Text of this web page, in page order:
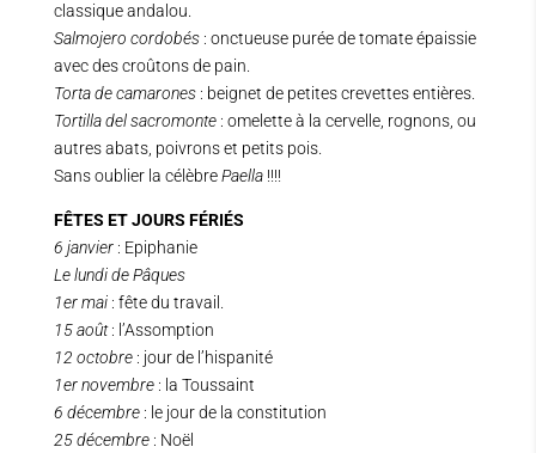
classique andalou.
Salmojero cordobés : onctueuse purée de tomate épaissie
avec des croûtons de pain.
Torta de camarones : beignet de petites crevettes entières.
Tortilla del sacromonte : omelette à la cervelle, rognons, ou
autres abats, poivrons et petits pois.
Sans oublier la célèbrePaella !!!!
FÊTES ET JOURS FÉRIÉS
6 janvier: Epiphanie
Le lundi de Pâques
1er mai: fête du travail.
15 août: l’Assomption
12 octobre: jour de l’hispanité
1er novembre: la Toussaint
6 décembre: le jour de la constitution
25 décembre: Noël